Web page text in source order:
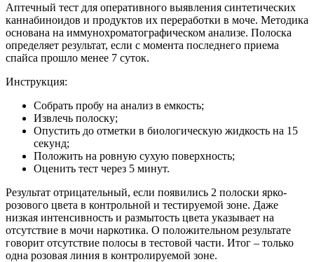
Аптечный тест для оперативного выявления синтетических
каннабиноидов и продуктов их переработки в моче. Методика
основана на иммунохроматографическом анализе. Полоска
определяет результат, если с момента последнего приема
спайса прошло менее 7 суток.
Инструкция:
Собрать пробу на анализ в емкость;
Извлечь полоску;
Опустить до отметки в биологическую жидкость на 15
секунд;
Положить на ровную сухую поверхность;
Оценить тест через 5 минут.
Результат отрицательный, если появились 2 полоски ярко-
розового цвета в контрольной и тестируемой зоне. Даже
низкая интенсивность и размытость цвета указывает на
отсутствие в мочи наркотика. О положительном результате
говорит отсутствие полосы в тестовой части. Итог – только
одна розовая линия в контролируемой зоне.